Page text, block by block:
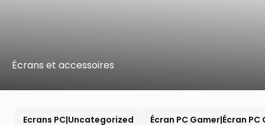
Écrans et accessoires
Ecrans PC|Uncategorized Écran PC Gamer|Écran